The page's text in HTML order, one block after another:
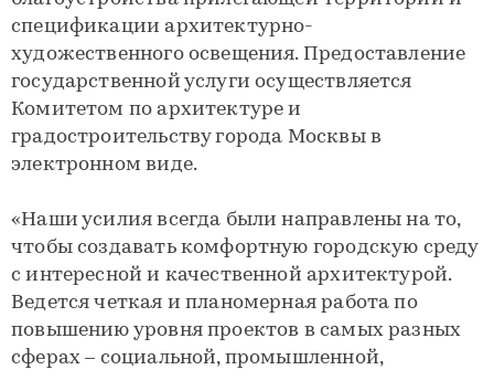
спецификации архитектурно-
художественного освещения. Предоставление
государственной услуги осуществляется
Комитетом по архитектуре и
градостроительству города Москвы в
электронном виде.
«Наши усилия всегда были направлены на то,
чтобы создавать комфортную городскую среду
с интересной и качественной архитектурой.
Ведется четкая и планомерная работа по
повышению уровня проектов в самых разных
сферах – социальной, промышленной,